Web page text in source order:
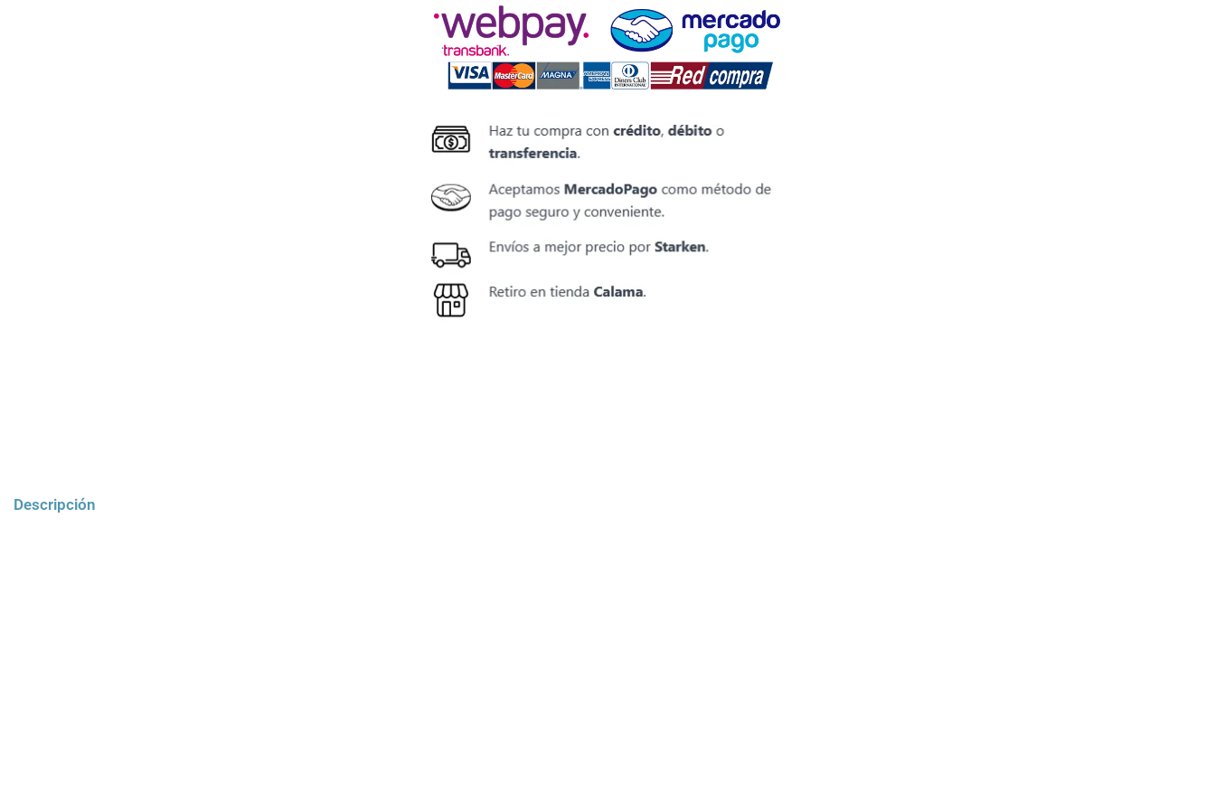
Descripción